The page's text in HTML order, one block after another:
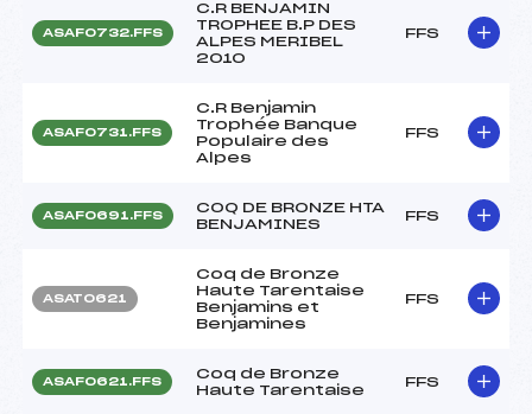
ASAF0732.FFS
C.R BENJAMIN
TROPHEE B.P DES
ALPES MERIBEL
2010
FFS
ASAF0731.FFS
C.R Benjamin
Trophée Banque
Populaire des
Alpes
FFS
ASAF0691.FFS
COQ DE BRONZE HTA
BENJAMINES
FFS
ASAT0621
Coq de Bronze
Haute Tarentaise
Benjamins et
Benjamines
FFS
ASAF0621.FFS
Coq de Bronze
Haute Tarentaise
FFS